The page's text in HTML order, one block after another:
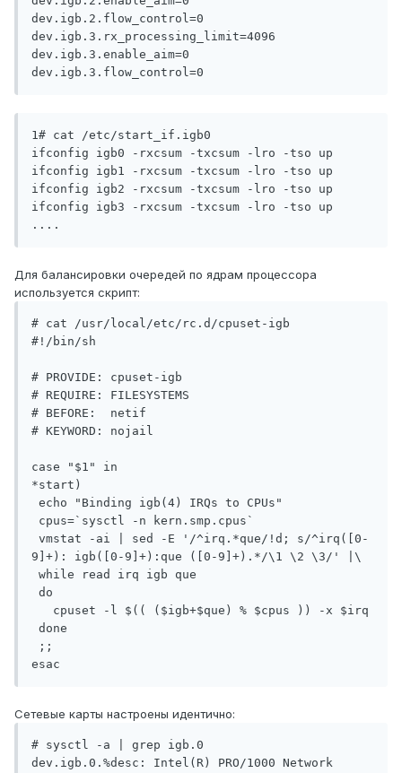
dev.igb.2.flow_control=0
dev.igb.3.rx_processing_limit=4096
dev.igb.3.enable_aim=0
1# cat /etc/start_if.igb0
ifconfig igb0 -rxcsum -txcsum -lro -tso up
ifconfig igb1 -rxcsum -txcsum -lro -tso up
ifconfig igb2 -rxcsum -txcsum -lro -tso up
ifconfig igb3 -rxcsum -txcsum -lro -tso up
Для балансировки очередей по ядрам процессора
используется скрипт:
# cat /usr/local/etc/rc.d/cpuset-igb
#!/bin/sh
# PROVIDE: cpuset-igb
# REQUIRE: FILESYSTEMS
# BEFORE:  netif
# KEYWORD: nojail
case "$1" in
*start)
9]+): igb([0-9]+):que ([0-9]+).*/\1 \2 \3/' |\
Сетевые карты настроены идентично:
# sysctl -a | grep igb.0
dev.igb.0.%desc: Intel(R) PRO/1000 Network